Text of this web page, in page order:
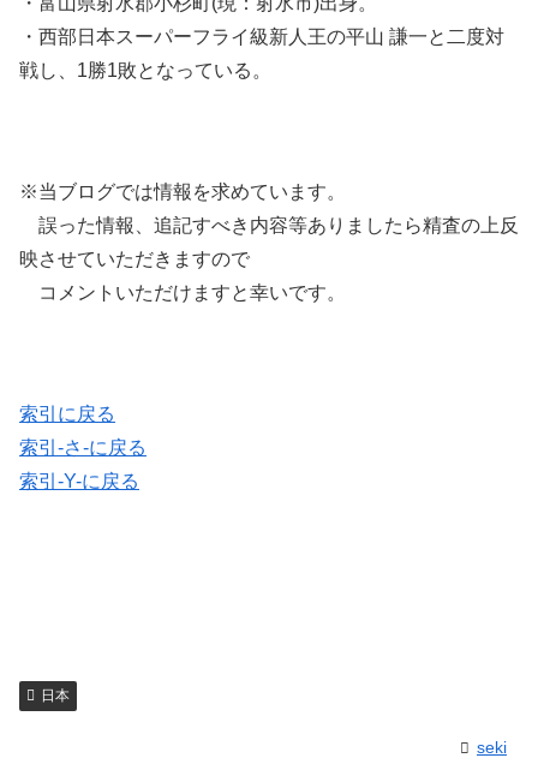
・西部日本スーパーフライ級新人王の平山 謙一と二度対
戦し、1勝1敗となっている。
※当ブログでは情報を求めています。
誤った情報、追記すべき内容等ありましたら精査の上反
映させていただきますので
コメントいただけますと幸いです。
索引に戻る
索引-さ-に戻る
索引-Y-に戻る
日本
seki